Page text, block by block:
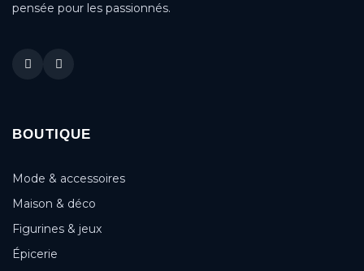
pensée pour les passionnés.
BOUTIQUE
Mode & accessoires
Maison & déco
Figurines & jeux
Épicerie